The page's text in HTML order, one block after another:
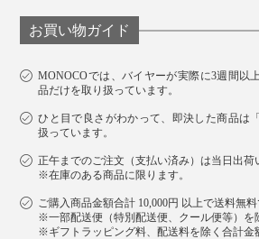
あとも、しばらく使っていたほど。
います！」とメールが来ました（笑）
この“水ようじ”の気持ちよさ、あな
ずです。
お買い物ガイド
MONOCOでは、バイヤーが実際に3週間以
品だけを取り扱っています。
ひと目で良さがわかって、即決した商品は「
扱っています。
正午までのご注文（支払い済み）は当日出荷
※在庫のある商品に限ります。
ご購入商品金額合計 10,000円 以上で送料無料
※一部配送便（特別配送便、クール便等）を
※ギフトラッピング料、配送料を除く合計金